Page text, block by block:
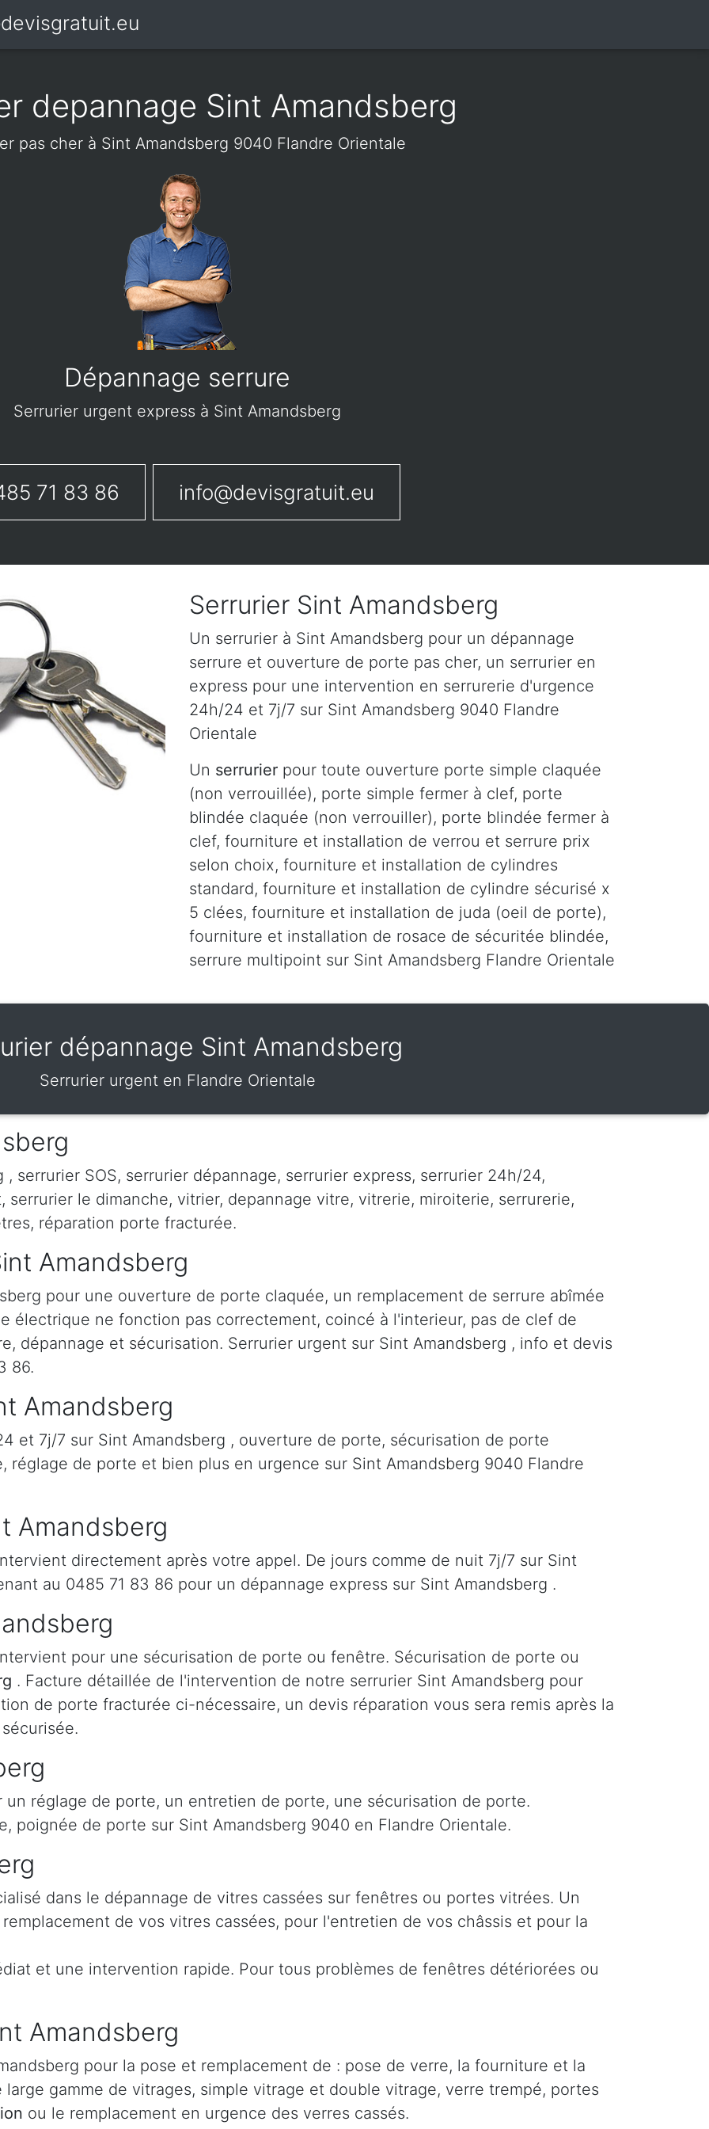
depannage Sint Amandsberg
pas cher à Sint Amandsberg 9040 Flandre Orientale
Dépannage serrure
Serrurier urgent express à Sint Amandsberg
71 83 86 info@devisgratuit.eu
Serrurier Sint Amandsberg
Un serrurier à Sint Amandsberg pour un dépannage
serrure et ouverture de porte pas cher, un serrurier en
express pour une intervention en serrurerie d'urgence
24h/24 et 7j/7 sur Sint Amandsberg 9040 Flandre
Orientale
Un serrurier pour toute ouverture porte simple claquée
(non verrouillée), porte simple fermer à clef, porte
blindée claquée (non verrouiller), porte blindée fermer à
clef, fourniture et installation de verrou et serrure prix
selon choix, fourniture et installation de cylindres
standard, fourniture et installation de cylindre sécurisé x
5 clées, fourniture et installation de juda (oeil de porte),
fourniture et installation de rosace de sécuritée blindée,
serrure multipoint sur Sint Amandsberg Flandre Orientale
dépannage Sint Amandsberg
Serrurier urgent en Flandre Orientale
serrurier SOS, serrurier dépannage, serrurier express, serrurier 24h/24,
serrurier le dimanche, vitrier, depannage vitre, vitrerie, miroiterie, serrurerie,
réparation porte fracturée.
Amandsberg
pour une ouverture de porte claquée, un remplacement de serrure abîmée
électrique ne fonction pas correctement, coincé à l'interieur, pas de clef de
dépannage et sécurisation. Serrurier urgent sur Sint Amandsberg , info et devis
86.
Amandsberg
et 7j/7 sur Sint Amandsberg , ouverture de porte, sécurisation de porte
réglage de porte et bien plus en urgence sur Sint Amandsberg 9040 Flandre
Amandsberg
directement après votre appel. De jours comme de nuit 7j/7 sur Sint
au 0485 71 83 86 pour un dépannage express sur Sint Amandsberg .
pour une sécurisation de porte ou fenêtre. Sécurisation de porte ou
. Facture détaillée de l'intervention de notre serrurier Sint Amandsberg pour
de porte fracturée ci-nécessaire, un devis réparation vous sera remis après la
un réglage de porte, un entretien de porte, une sécurisation de porte.
poignée de porte sur Sint Amandsberg 9040 en Flandre Orientale.
dans le dépannage de vitres cassées sur fenêtres ou portes vitrées. Un
de vos vitres cassées, pour l'entretien de vos châssis et pour la
et une intervention rapide. Pour tous problèmes de fenêtres détériorées ou
Amandsberg
pour la pose et remplacement de : pose de verre, la fourniture et la
gamme de vitrages, simple vitrage et double vitrage, verre trempé, portes
ou le remplacement en urgence des verres cassés.